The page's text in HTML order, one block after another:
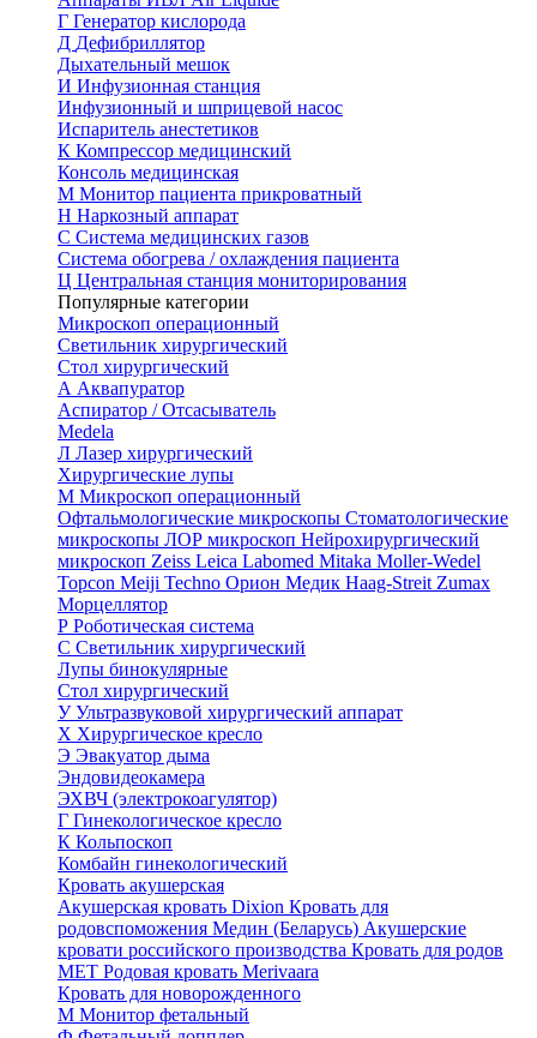
Г Генератор кислорода
Д Дефибриллятор
Дыхательный мешок
И Инфузионная станция
Инфузионный и шприцевой насос
Испаритель анестетиков
К Компрессор медицинский
Консоль медицинская
М Монитор пациента прикроватный
Н Наркозный аппарат
С Система медицинских газов
Система обогрева / охлаждения пациента
Ц Центральная станция мониторирования
Популярные категории
Микроскоп операционный
Светильник хирургический
Стол хирургический
А Аквапуратор
Аспиратор / Отсасыватель
Medela
Л Лазер хирургический
Хирургические лупы
М Микроскоп операционный
Офтальмологические микроскопы Стоматологические
микроскопы ЛОР микроскоп Нейрохирургический
микроскоп Zeiss Leica Labomed Mitaka Moller-Wedel
Topcon Meiji Techno Орион Медик Haag-Streit Zumax
Морцеллятор
Р Роботическая система
С Светильник хирургический
Лупы бинокулярные
Стол хирургический
УУльтразвуковой хирургический аппарат
Х Хирургическое кресло
Э Эвакуатор дыма
Эндовидеокамера
ЭХВЧ (электрокоагулятор)
Г Гинекологическое кресло
К Кольпоскоп
Комбайн гинекологический
Кровать акушерская
Акушерская кровать Dixion Кровать для
родовспоможения Медин (Беларусь) Акушерские
кровати российского производства Кровать для родов
МЕТ Родовая кровать Merivaara
Кровать для новорожденного
М Монитор фетальный